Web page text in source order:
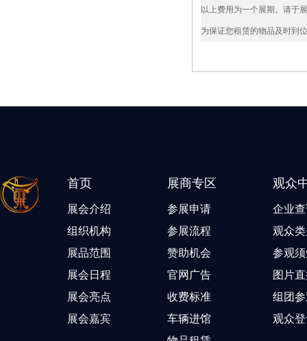
以上费用为一个展期。请于
为保证您租赁的物品及时到
首页
展会介绍
组织机构
展品范围
展会日程
展会亮点
展会嘉宾
展商专区
参展申请
参展流程
赞助机会
官网广告
收费标准
车辆进馆
观众
企业
观众
参观
图片
组团
观众